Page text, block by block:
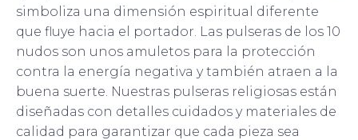
simboliza una dimensión espiritual diferente
que fluye hacia el portador. Las pulseras de los 10
nudos son unos amuletos para la protección
contra la energía negativa y también atraen a la
buena suerte. Nuestras pulseras religiosas están
diseñadas con detalles cuidados y materiales de
calidad para garantizar que cada pieza sea